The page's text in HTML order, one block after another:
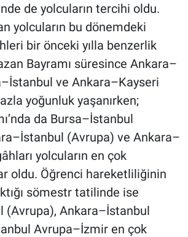
de yolcuların tercihi oldu.
yolcuların bu dönemdeki
bir önceki yılla benzerlik
Bayramı süresince Ankara–
ve Ankara–Kayseri
yoğunluk yaşanırken;
da Bursa–İstanbul
(Avrupa) ve Ankara–
yolcuların en çok
oldu. Öğrenci hareketliliğinin
sömestr tatilinde ise
(Avrupa), Ankara–İstanbul
Avrupa–İzmir en çok